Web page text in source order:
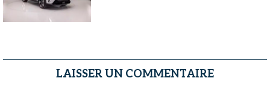
LAISSER UN COMMENTAIRE